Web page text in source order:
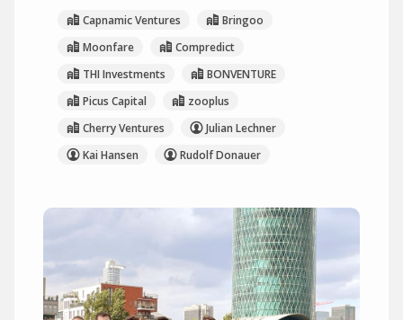
Capnamic Ventures
Bringoo
Moonfare
Compredict
THI Investments
BONVENTURE
Picus Capital
zooplus
Cherry Ventures
Julian Lechner
Kai Hansen
Rudolf Donauer